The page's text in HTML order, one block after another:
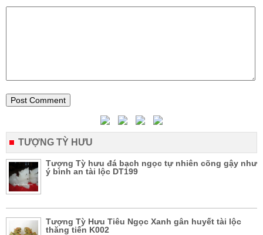
TƯỢNG TỲ HƯU
Tượng Tỳ hưu đá bạch ngọc tự nhiên cõng gậy như
ý bình an tài lộc DT199
Tượng Tỳ Hưu Tiêu Ngọc Xanh gân huyết tài lộc
thăng tiến K002